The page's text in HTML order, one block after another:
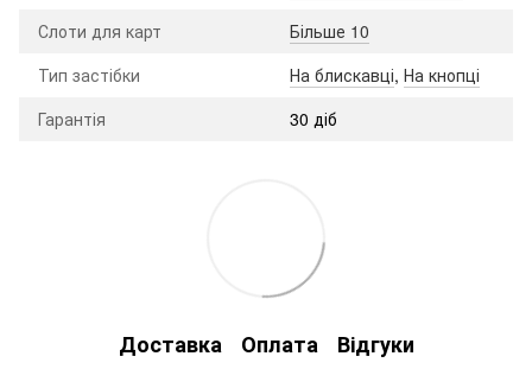
Слоти для карт
Більше 10
Тип застібки
На блискавці, На кнопці
Гарантія
30 діб
Доставка Оплата Відгуки